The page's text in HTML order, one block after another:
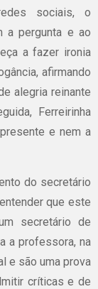
sociais, o
a pergunta e ao
a fazer ironia
afirmando
alegria reinante
Ferreirinha
e nem a
do secretário
que este
secretário de
a professora, na
e são uma prova
críticas e de